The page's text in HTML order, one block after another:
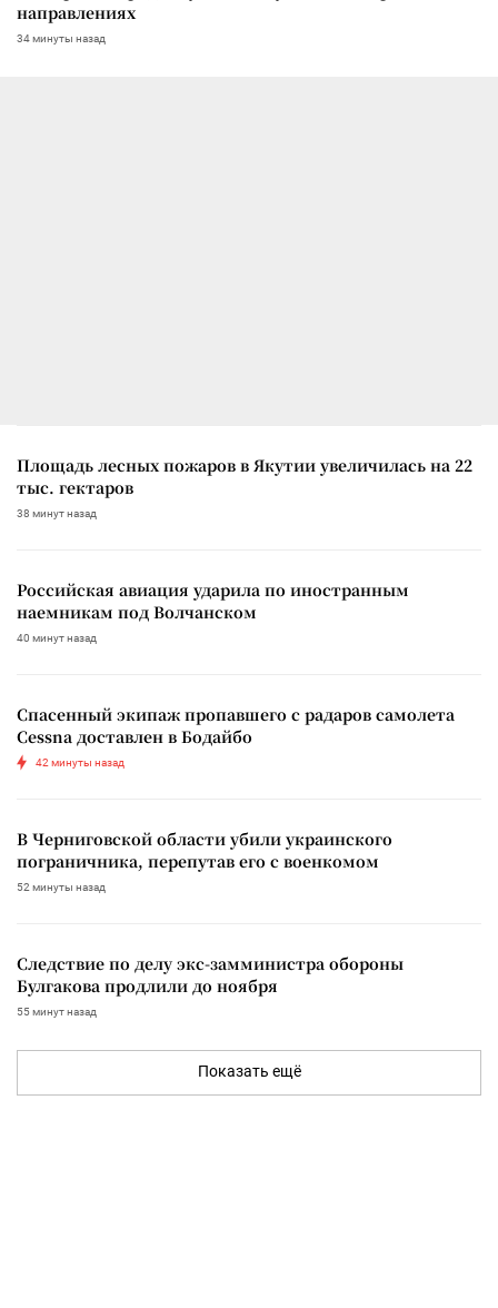
направлениях
34 минуты назад
Площадь лесных пожаров в Якутии увеличилась на 22
тыс. гектаров
38 минут назад
Российская авиация ударила по иностранным
наемникам под Волчанском
40 минут назад
Спасенный экипаж пропавшего с радаров самолета
Cessna доставлен в Бодайбо
42 минуты назад
В Черниговской области убили украинского
пограничника, перепутав его с военкомом
52 минуты назад
Следствие по делу экс-замминистра обороны
Булгакова продлили до ноября
55 минут назад
Показать ещё